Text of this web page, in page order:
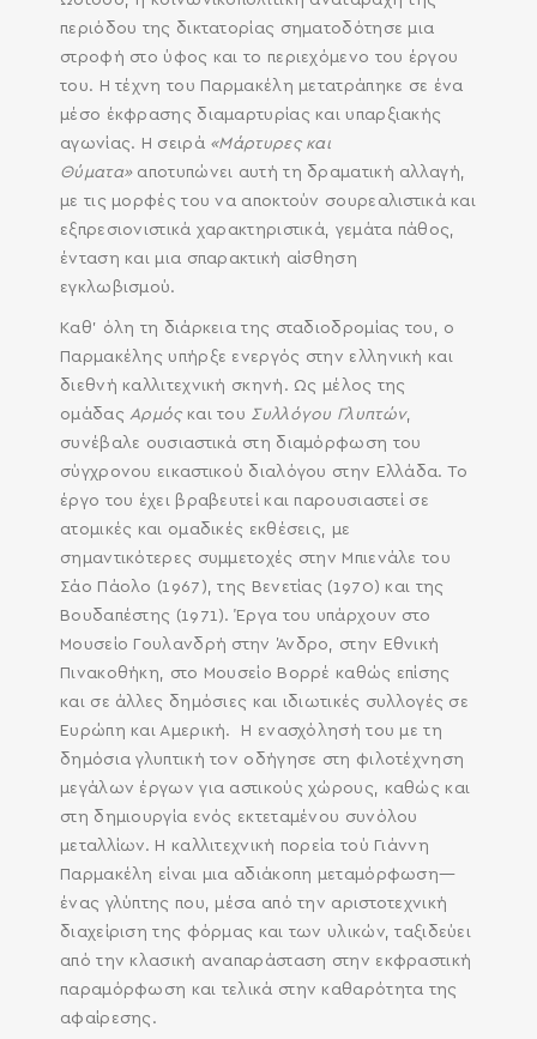
SEARCH AND PRESS ENTER
περιόδου της δικτατορίας σηματοδότησε μια
στροφή στο ύφος και το περιεχόμενο του έργου
του. Η τέχνη του Παρμακέλη μετατράπηκε σε ένα
μέσο έκφρασης διαμαρτυρίας και υπαρξιακής
αγωνίας. Η σειρά «Μάρτυρες και
Θύματα»αποτυπώνει αυτή τη δραματική αλλαγή,
με τις μορφές του να αποκτούν σουρεαλιστικά και
εξπρεσιονιστικά χαρακτηριστικά, γεμάτα πάθος,
ένταση και μια σπαρακτική αίσθηση
εγκλωβισμού.
Καθ’ όλη τη διάρκεια της σταδιοδρομίας του, ο
Παρμακέλης υπήρξε ενεργός στην ελληνική και
διεθνή καλλιτεχνική σκηνή. Ως μέλος της
ομάδαςΑρμόςκαι του Συλλόγου Γλυπτών,
συνέβαλε ουσιαστικά στη διαμόρφωση του
σύγχρονου εικαστικού διαλόγου στην Ελλάδα. Το
έργο του έχει βραβευτεί και παρουσιαστεί σε
ατομικές και ομαδικές εκθέσεις, με
σημαντικότερες συμμετοχές στην Μπιενάλε του
Σάο Πάολο (1967), της Βενετίας (1970) και της
Βουδαπέστης (1971). Έργα του υπάρχουν στο
Μουσείο Γουλανδρή στην Άνδρο, στην Εθνική
Πινακοθήκη, στο Μουσείο Βορρέ καθώς επίσης
και σε άλλες δημόσιες και ιδιωτικές συλλογές σε
Ευρώπη και Αμερική. Η ενασχόλησή του με τη
δημόσια γλυπτική τον οδήγησε στη φιλοτέχνηση
μεγάλων έργων για αστικούς χώρους, καθώς και
στη δημιουργία ενός εκτεταμένου συνόλου
μεταλλίων. Η καλλιτεχνική πορεία τού Γιάννη
Παρμακέλη είναι μια αδιάκοπη μεταμόρφωση—
ένας γλύπτης που, μέσα από την αριστοτεχνική
διαχείριση της φόρμας και των υλικών, ταξιδεύει
από την κλασική αναπαράσταση στην εκφραστική
παραμόρφωση και τελικά στην καθαρότητα της
αφαίρεσης.